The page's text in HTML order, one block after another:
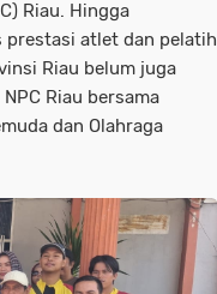
Riau. Hingga
prestasi atlet dan pelatih
Riau belum juga
Riau bersama
dan Olahraga